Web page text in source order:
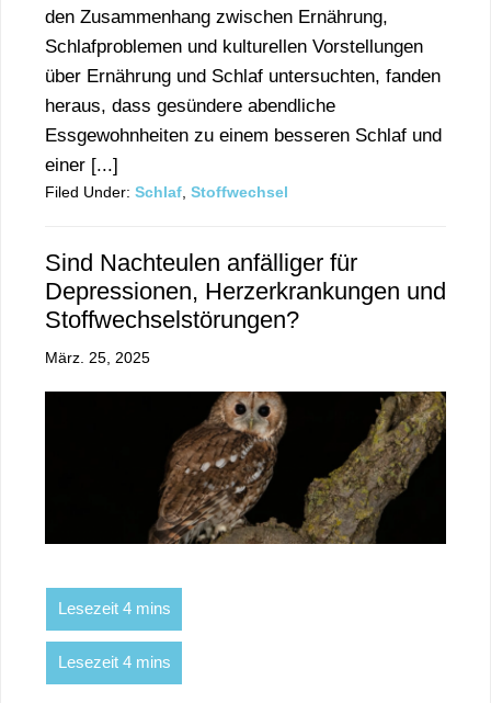
den Zusammenhang zwischen Ernährung,
Schlafproblemen und kulturellen Vorstellungen
über Ernährung und Schlaf untersuchten, fanden
heraus, dass gesündere abendliche
Essgewohnheiten zu einem besseren Schlaf und
einer [...]
Filed Under: Schlaf, Stoffwechsel
Sind Nachteulen anfälliger für
Depressionen, Herzerkrankungen und
Stoffwechselstörungen?
März. 25, 2025